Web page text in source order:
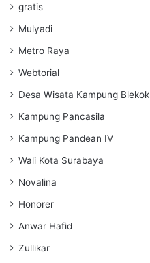
gratis
Mulyadi
Metro Raya
Webtorial
Desa Wisata Kampung Blekok
Kampung Pancasila
Kampung Pandean IV
Wali Kota Surabaya
Novalina
Honorer
Anwar Hafid
Zullikar